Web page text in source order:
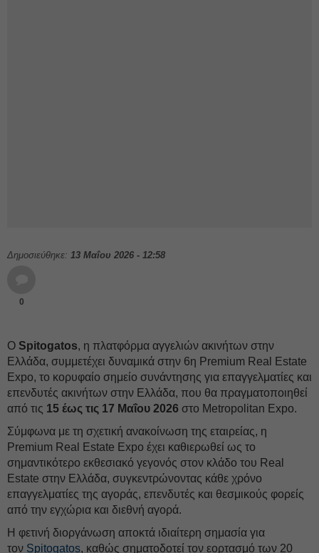
Δημοσιεύθηκε: 13 Μαΐου 2026 - 12:58
0
Ο Spitogatos, η πλατφόρμα αγγελιών ακινήτων στην
Ελλάδα, συμμετέχει δυναμικά στην 6η Premium Real Estate
Expo, το κορυφαίο σημείο συνάντησης για επαγγελματίες και
επενδυτές ακινήτων στην Ελλάδα, που θα πραγματοποιηθεί
από τις 15 έως τις 17 Μαΐου 2026 στο Metropolitan Expo.
Σύμφωνα με τη σχετική ανακοίνωση της εταιρείας, η
Premium Real Estate Expo έχει καθιερωθεί ως το
σημαντικότερο εκθεσιακό γεγονός στον κλάδο του Real
Estate στην Ελλάδα, συγκεντρώνοντας κάθε χρόνο
επαγγελματίες της αγοράς, επενδυτές και θεσμικούς φορείς
από την εγχώρια και διεθνή αγορά.
Η φετινή διοργάνωση αποκτά ιδιαίτερη σημασία για
τον Spitogatos, καθώς σηματοδοτεί τον εορτασμό των 20